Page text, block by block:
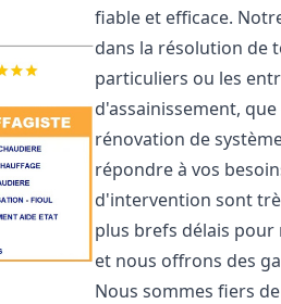
fiable et efficace.
dans la résolution de
particuliers ou les
d'assainissement,
rénovation de
répondre à vos
d'intervention sont
plus brefs délais
et nous offrons des
Nous sommes fiers